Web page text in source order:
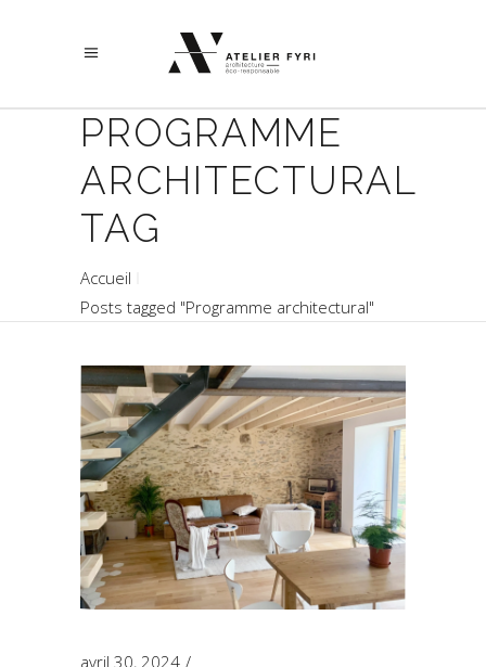
PROGRAMME
ARCHITECTURAL
TAG
Accueil
Posts tagged "Programme architectural"
avril 30, 2024